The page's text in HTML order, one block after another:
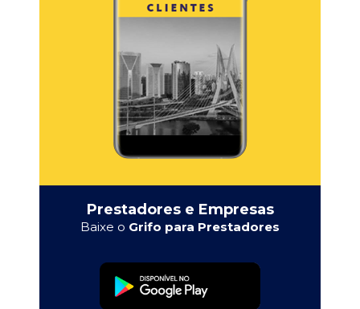
Prestadores e Empresas
Baixe o Grifo para Prestadores